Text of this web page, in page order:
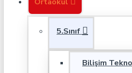
5.Sınıf
Bilişim